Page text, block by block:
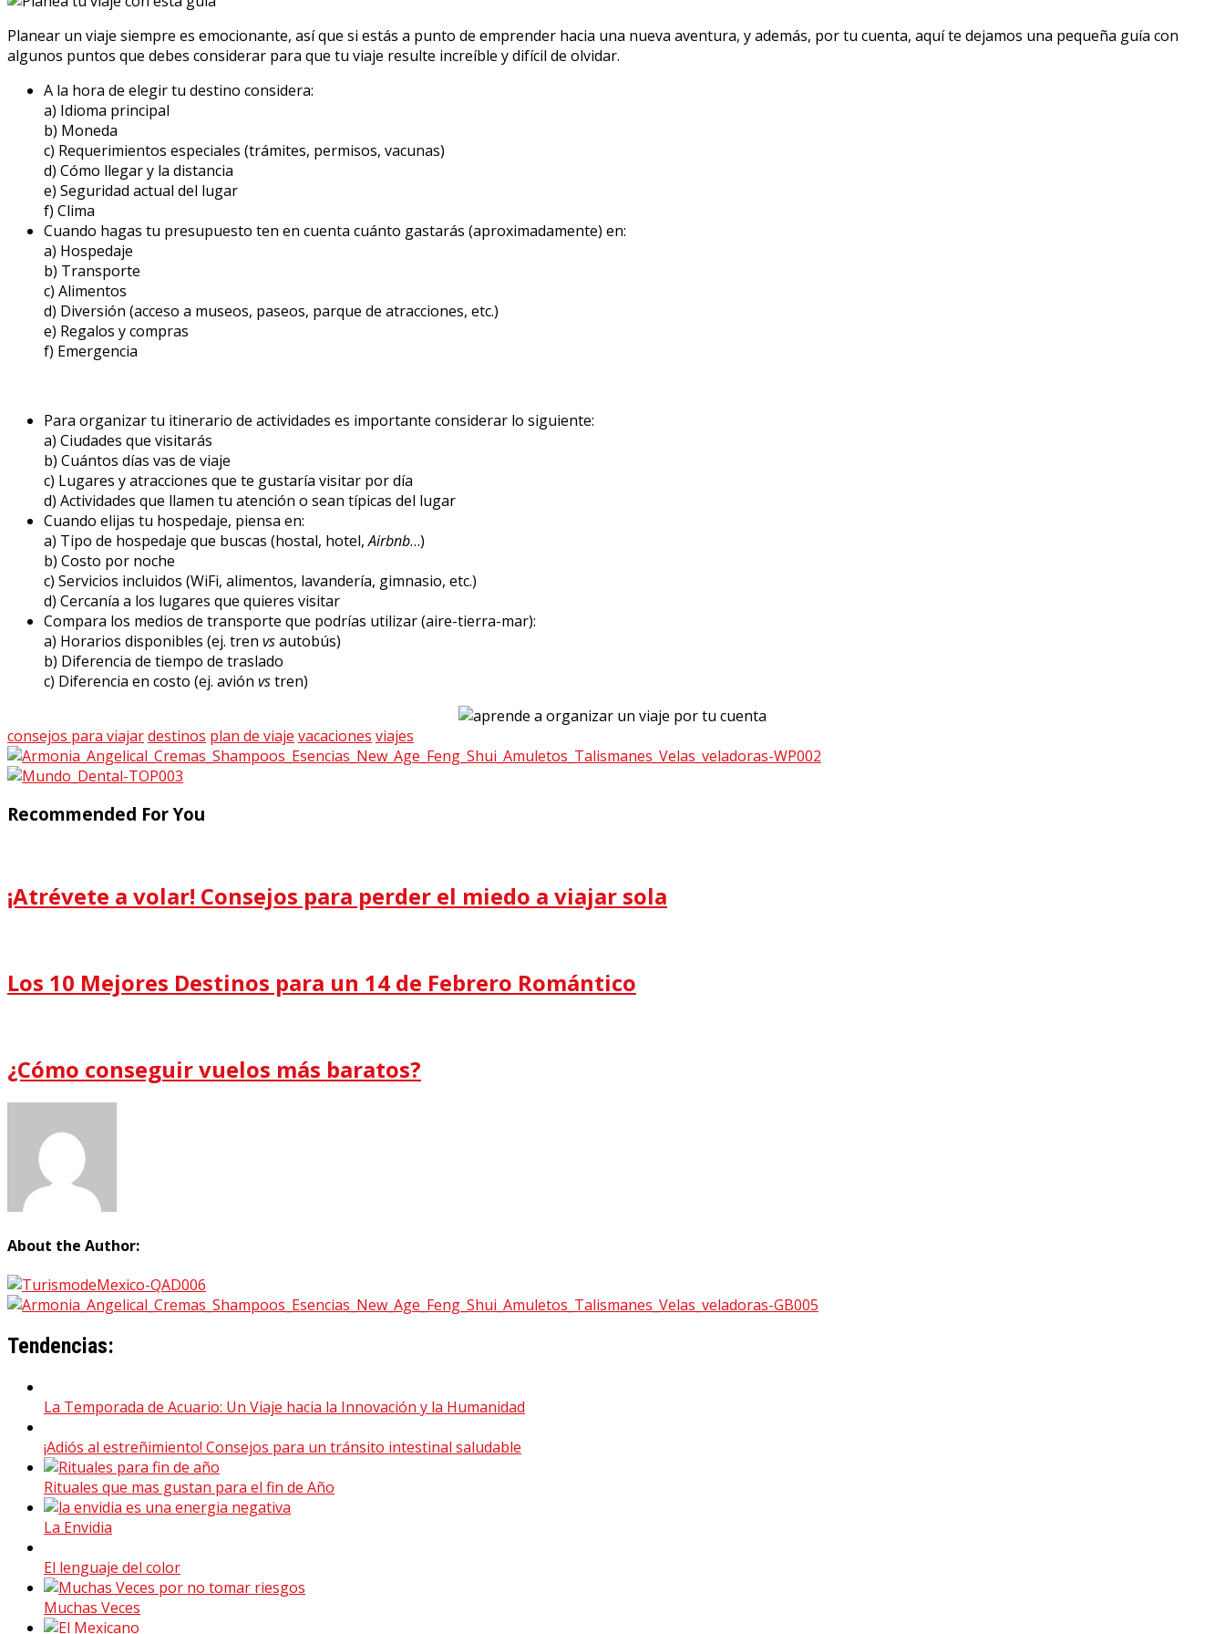
Planear un viaje siempre es emocionante, así que si estás a punto de emprender hacia una nueva aventura, y además, por tu cuenta, aquí te dejamos una pequeña guía con
algunos puntos que debes considerar para que tu viaje resulte increíble y difícil de olvidar.
A la hora de elegir tu destino considera:
a) Idioma principal
b) Moneda
c) Requerimientos especiales (trámites, permisos, vacunas)
d) Cómo llegar y la distancia
e) Seguridad actual del lugar
f) Clima
Cuando hagas tu presupuesto ten en cuenta cuánto gastarás (aproximadamente) en:
a) Hospedaje
b) Transporte
c) Alimentos
d) Diversión (acceso a museos, paseos, parque de atracciones, etc.)
e) Regalos y compras
f) Emergencia
Para organizar tu itinerario de actividades es importante considerar lo siguiente:
a) Ciudades que visitarás
b) Cuántos días vas de viaje
c) Lugares y atracciones que te gustaría visitar por día
d) Actividades que llamen tu atención o sean típicas del lugar
Cuando elijas tu hospedaje, piensa en:
a) Tipo de hospedaje que buscas (hostal, hotel,Airbnb…)
b) Costo por noche
c) Servicios incluidos (WiFi, alimentos, lavandería, gimnasio, etc.)
d) Cercanía a los lugares que quieres visitar
Compara los medios de transporte que podrías utilizar (aire-tierra-mar):
a) Horarios disponibles (ej. tren vsautobús)
b) Diferencia de tiempo de traslado
c) Diferencia en costo (ej. avión vstren)
consejos para viajardestinos plan de viaje vacaciones viajes
Recommended For You
¡Atrévete a volar! Consejos para perder el miedo a viajar sola
Los 10 Mejores Destinos para un 14 de Febrero Romántico
¿Cómo conseguir vuelos más baratos?
About the Author:
Tendencias:
La Temporada de Acuario: Un Viaje hacia la Innovación y la Humanidad
¡Adiós al estreñimiento! Consejos para un tránsito intestinal saludable
Rituales que mas gustan para el fin de Año
La Envidia
El lenguaje del color
Muchas Veces